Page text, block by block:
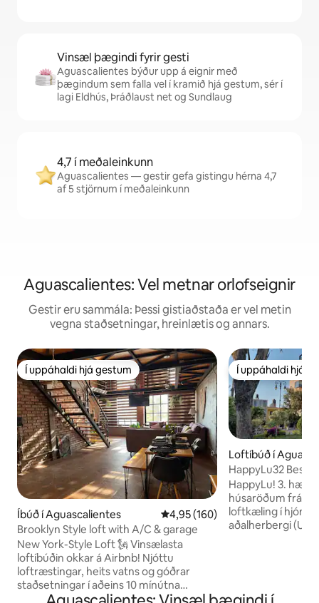
Vinsæl þægindi fyrir gesti
Aguascalientes býður upp á eignir með
þægindum sem falla vel í kramið hjá gestum, sér í
lagi Eldhús, Þráðlaust net og Sundlaug
4,7 í meðaleinkunn
Aguascalientes — gestir gefa gistingu hérna 4,7
af 5 stjörnum í meðaleinkunn
Aguascalientes: Vel metnar orlofseignir
Gestir eru sammála: Þessi gistiaðstaða er vel metin
vegna staðsetningar, hreinlætis og annars.
Í uppáhaldi hjá gestum
Í uppáhaldi hjá gestum
Íbúð í Aguascalientes 4,95 af 5 í meðaleinkunn, 160
4,95 (160)
Brooklyn Style loft with A/C & garage
New York-Style Loft 🗽 Vinsælasta
loftíbúðin okkar á Airbnb! Njóttu
loftræstingar, heits vatns og góðrar
staðsetningar í aðeins 10 mínútna
fjarlægð frá helstu stöðum borgarinnar.
Í uppáhaldi hjá
Í uppáhaldi hjá
Loftíbúð í
HappyLu32
einkabílskúr,
HappyLu! 3.
húsaröðum frá
loftkæling í
aðalherbergi
byggingunni.